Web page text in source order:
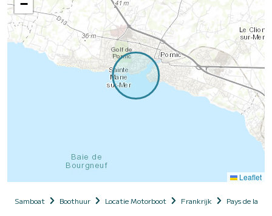
−
Leaflet
Samboat Boothuur Locatie Motorboot Frankrijk Pays de la